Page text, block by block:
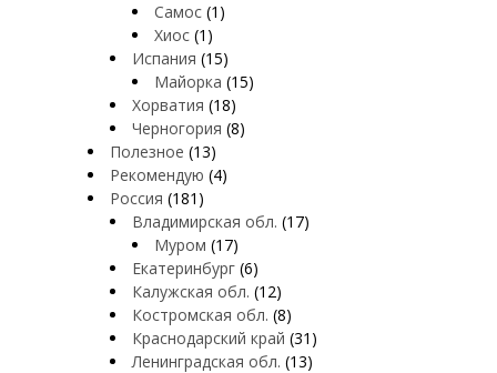
Самос (1)
Хиос (1)
Испания (15)
Майорка (15)
Хорватия (18)
Черногория (8)
Полезное (13)
Рекомендую (4)
Россия (181)
Владимирская обл. (17)
Муром (17)
Екатеринбург (6)
Калужская обл. (12)
Костромская обл. (8)
Краснодарский край (31)
Ленинградская обл. (13)